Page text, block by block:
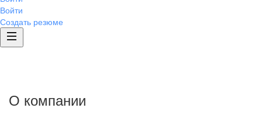
Войти
Создать резюме
О компании